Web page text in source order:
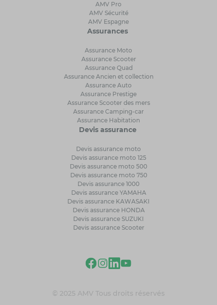
AMV Pro
AMV Sécurité
AMV Espagne
Assurances
Assurance Moto
Assurance Scooter
Assurance Quad
Assurance Ancien et collection
Assurance Auto
Assurance Prestige
Assurance Scooter des mers
Assurance Camping-car
Assurance Habitation
Devis assurance
Devis assurance moto
Devis assurance moto 125
Devis assurance moto 500
Devis assurance moto 750
Devis assurance 1000
Devis assurance YAMAHA
Devis assurance KAWASAKI
Devis assurance HONDA
Devis assurance SUZUKI
Devis assurance Scooter
© 2025 AMV Tous droits réservés